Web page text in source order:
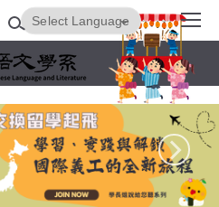
Translate